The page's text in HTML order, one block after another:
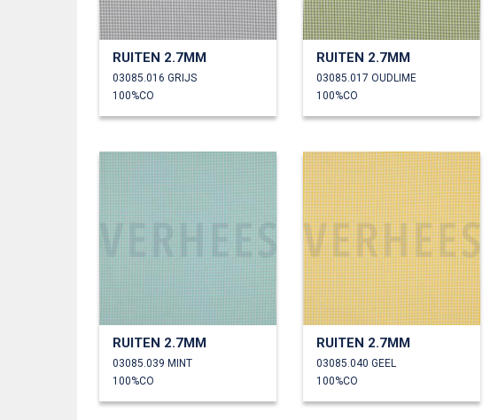
RUITEN 2.7MM
03085.016 GRIJS
100%CO
RUITEN 2.7MM
03085.017 OUDLIME
100%CO
RUITEN 2.7MM
03085.039 MINT
100%CO
RUITEN 2.7MM
03085.040 GEEL
100%CO